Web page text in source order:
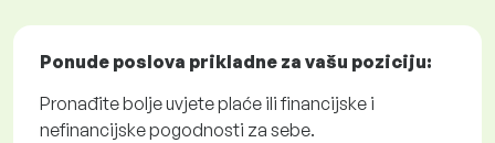
Ponude poslova prikladne za vašu poziciju:
Pronađite bolje uvjete plaće ili financijske i
nefinancijske pogodnosti za sebe.